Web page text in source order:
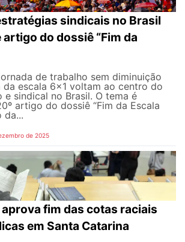
sindicais no Brasil
artigo do dossiê “Fim da
de trabalho sem diminuição
da escala 6×1 voltam ao centro do
sindical no Brasil. O tema é
artigo do dossiê “Fim da Escala
da...
de 2025
fim das cotas raciais
em Santa Catarina